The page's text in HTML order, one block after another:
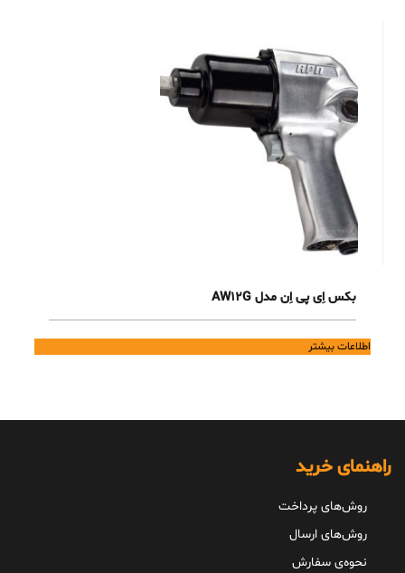
بکس اِی پی اِن مدل AW12G
اطلاعات بیشتر
راهنمای خرید
روش‌های پرداخت
روش‌های ارسال
نحوه‌ی سفارش